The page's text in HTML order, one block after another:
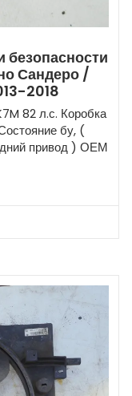
Сандеро /
2018
82 л.с. Коробка
бу, (
привод ) ОЕМ